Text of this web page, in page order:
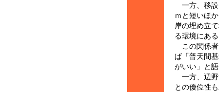
一方、移設
ｍと短いほ
岸の埋め立
る環境にあ
この関係者
ば「普天間
がいい」と
一方、辺野
との優位性